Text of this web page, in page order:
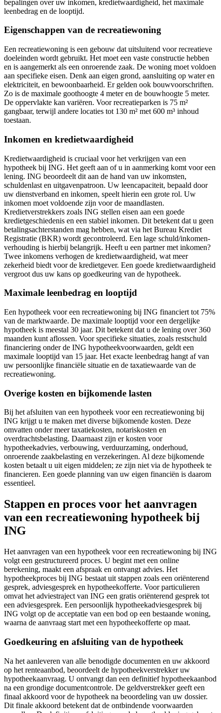
bepalingen over uw inkomen, kredietwaardigheid, het maximale
leenbedrag en de looptijd.
Eigenschappen van de recreatiewoning
Een recreatiewoning is een gebouw dat uitsluitend voor recreatieve
doeleinden wordt gebruikt. Het moet een vaste constructie hebben
en is aangemerkt als een onroerende zaak. De woning moet voldoen
aan specifieke eisen. Denk aan eigen grond, aansluiting op water en
elektriciteit, en bewoonbaarheid. Er gelden ook bouwvoorschriften.
Zo is de maximale goothoogte 4 meter en de bouwhoogte 5 meter.
De oppervlakte kan variëren. Voor recreatieparken is 75 m²
gangbaar, terwijl andere locaties tot 130 m² met 600 m³ inhoud
toestaan.
Inkomen en kredietwaardigheid
Kredietwaardigheid is cruciaal voor het verkrijgen van een
hypotheek bij ING. Het geeft aan of u in aanmerking komt voor een
lening. ING beoordeelt dit aan de hand van uw inkomsten,
schuldenlast en uitgavenpatroon. Uw leencapaciteit, bepaald door
uw dienstverband en inkomen, speelt hierin een grote rol. Uw
inkomen moet voldoende zijn voor de maandlasten.
Kredietverstrekkers zoals ING stellen eisen aan een goede
kredietgeschiedenis en een stabiel inkomen. Dit betekent dat u geen
betalingsachterstanden mag hebben, wat via het Bureau Krediet
Registratie (BKR) wordt gecontroleerd. Een lage schuld/inkomen-
verhouding is hierbij belangrijk. Heeft u een partner met inkomen?
Twee inkomens verhogen de kredietwaardigheid, wat meer
zekerheid biedt voor de kredietgever. Een goede kredietwaardigheid
vergroot dus uw kans op goedkeuring van de hypotheek.
Maximale leenbedrag en looptijd
Een hypotheek voor een recreatiewoning bij ING financiert tot 75%
van de marktwaarde. De maximale looptijd voor een dergelijke
hypotheek is meestal 30 jaar. Dit betekent dat u de lening over 360
maanden kunt aflossen. Voor specifieke situaties, zoals restschuld
financiering onder de ING hypotheekvoorwaarden, geldt een
maximale looptijd van 15 jaar. Het exacte leenbedrag hangt af van
uw persoonlijke financiële situatie en de taxatiewaarde van de
recreatiewoning.
Overige kosten en bijkomende lasten
Bij het afsluiten van een hypotheek voor een recreatiewoning bij
ING krijgt u te maken met diverse bijkomende kosten. Deze
omvatten onder meer taxatiekosten, notariskosten en
overdrachtsbelasting. Daarnaast zijn er kosten voor
hypotheekadvies, verbouwing, verduurzaming, onderhoud,
onroerende zaakbelasting en verzekeringen. Al deze bijkomende
kosten betaalt u uit eigen middelen; ze zijn niet via de hypotheek te
financieren. Een goede planning van uw eigen financiën is daarom
essentieel.
Stappen en proces voor het aanvragen
van een recreatiewoning hypotheek bij
ING
Het aanvragen van een hypotheek voor een recreatiewoning bij ING
volgt een gestructureerd proces. U begint met een online
berekening, maakt een afspraak en ontvangt advies. Het
hypotheekproces bij ING bestaat uit stappen zoals een oriënterend
gesprek, adviesgesprek en hypotheekofferte. Voor particulieren
omvat het adviestraject van ING een gratis oriënterend gesprek tot
een adviesgesprek. Een persoonlijk hypotheekadviesgesprek bij
ING volgt op de acceptatie van een bod op een bestaande woning,
waarna de aanvraag start met een hypotheekofferte op maat.
Goedkeuring en afsluiting van de hypotheek
Na het aanleveren van alle benodigde documenten en uw akkoord
op het renteaanbod, beoordeelt de hypotheekverstrekker uw
hypotheekaanvraag. U ontvangt dan een definitief hypotheekaanbod
na een grondige documentcontrole. De geldverstrekker geeft een
finaal akkoord voor de hypotheek na beoordeling van uw dossier.
Dit finale akkoord betekent dat de ontbindende voorwaarden